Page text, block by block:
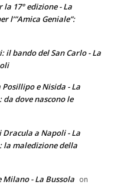
17° edizione - La
l’”Amica Geniale”:
il bando del San Carlo - La
e Nisida - La
da dove nascono le
Dracula a Napoli - La
la maledizione della
- La Bussola on